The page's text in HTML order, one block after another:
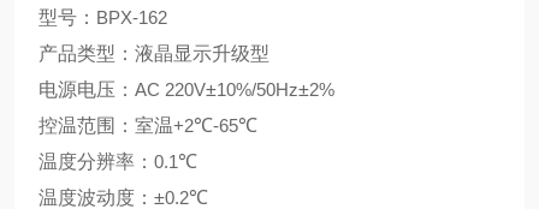
型号： BPX-162
产品类型：液晶显示升级型
电源电压： AC 220V±10%/50Hz±2%
控温范围：室温+2℃-65℃
温度分辨率： 0.1℃
温度波动度：±0.2℃